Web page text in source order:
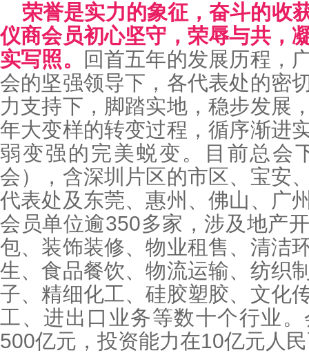
荣誉是实力的象征，奋斗的收
仪商会员初心坚守，荣辱与共，
实写照。
回首五年的发展历程，
会的坚强领导下，各代表处的密
力支持下，脚踏实地，稳步发展
年大变样的转变过程，循序渐进
弱变强的完美蜕变。目前总会
会），含深圳片区的市区、宝安
代表处及东莞、惠州、佛山、广
会员单位逾350多家，涉及地产
包、装饰装修、物业租售、清洁
生、食品餐饮、物流运输、纺织
子、精细化工、硅胶塑胶、文化
工、进出口业务等数十个行业
500亿元，投资能力在10亿元人